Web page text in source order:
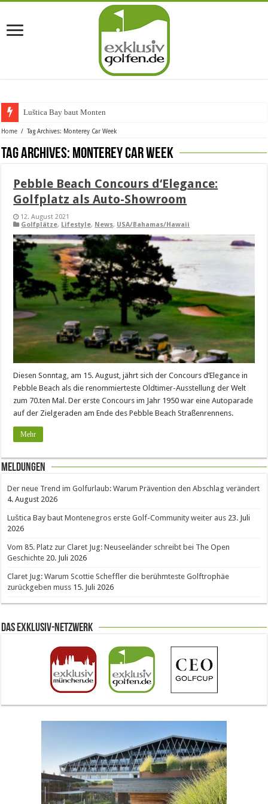
Luštica Bay baut Montenegros
Home / Tag Archives: Monterey Car Week
Tag Archives: Monterey Car Week
Pebble Beach Concours d‘Elegance:
Golfplatz als Auto-Showroom
12. August 2021
Golfplätze, Lifestyle, News, USA/Bahamas/Hawaii
Diesen Sonntag, am 15. August, jährt sich der Concours d’Elegance in
Pebble Beach als die renommierteste Oldtimer-Ausstellung der Welt
zum 70.ten Mal. Der erste Concours im Jahr 1950 war eine Autoparade
auf der Zielgeraden am Ende des Pebble Beach Straßenrennens.
Mehr
Meldungen
Der neue Trend im Golfurlaub: Warum Prävention den Abschlag verändert
4. August 2026
Luštica Bay baut Montenegros erste Golf-Community weiter aus 23. Juli
2026
Vom 85. Platz zur Claret Jug: Neuseeländer schreibt bei The Open
Geschichte 20. Juli 2026
Claret Jug: Warum Scottie Scheffler die berühmteste Golftrophäe
zurückgeben muss 15. Juli 2026
Das Exklusiv-Netzwerk